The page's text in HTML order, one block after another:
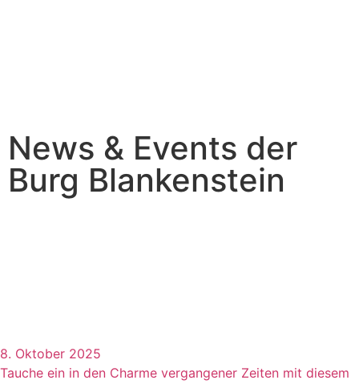
News & Events der
Burg Blankenstein
8. Oktober 2025
Tauche ein in den Charme vergangener Zeiten mit diesem